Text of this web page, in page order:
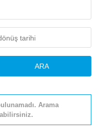
ARA
Arama